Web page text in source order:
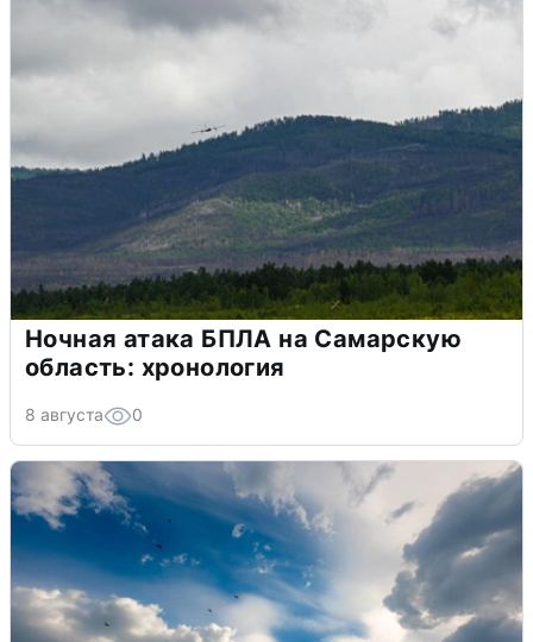
Ночная атака БПЛА на Самарскую
область: хронология
8 августа 0